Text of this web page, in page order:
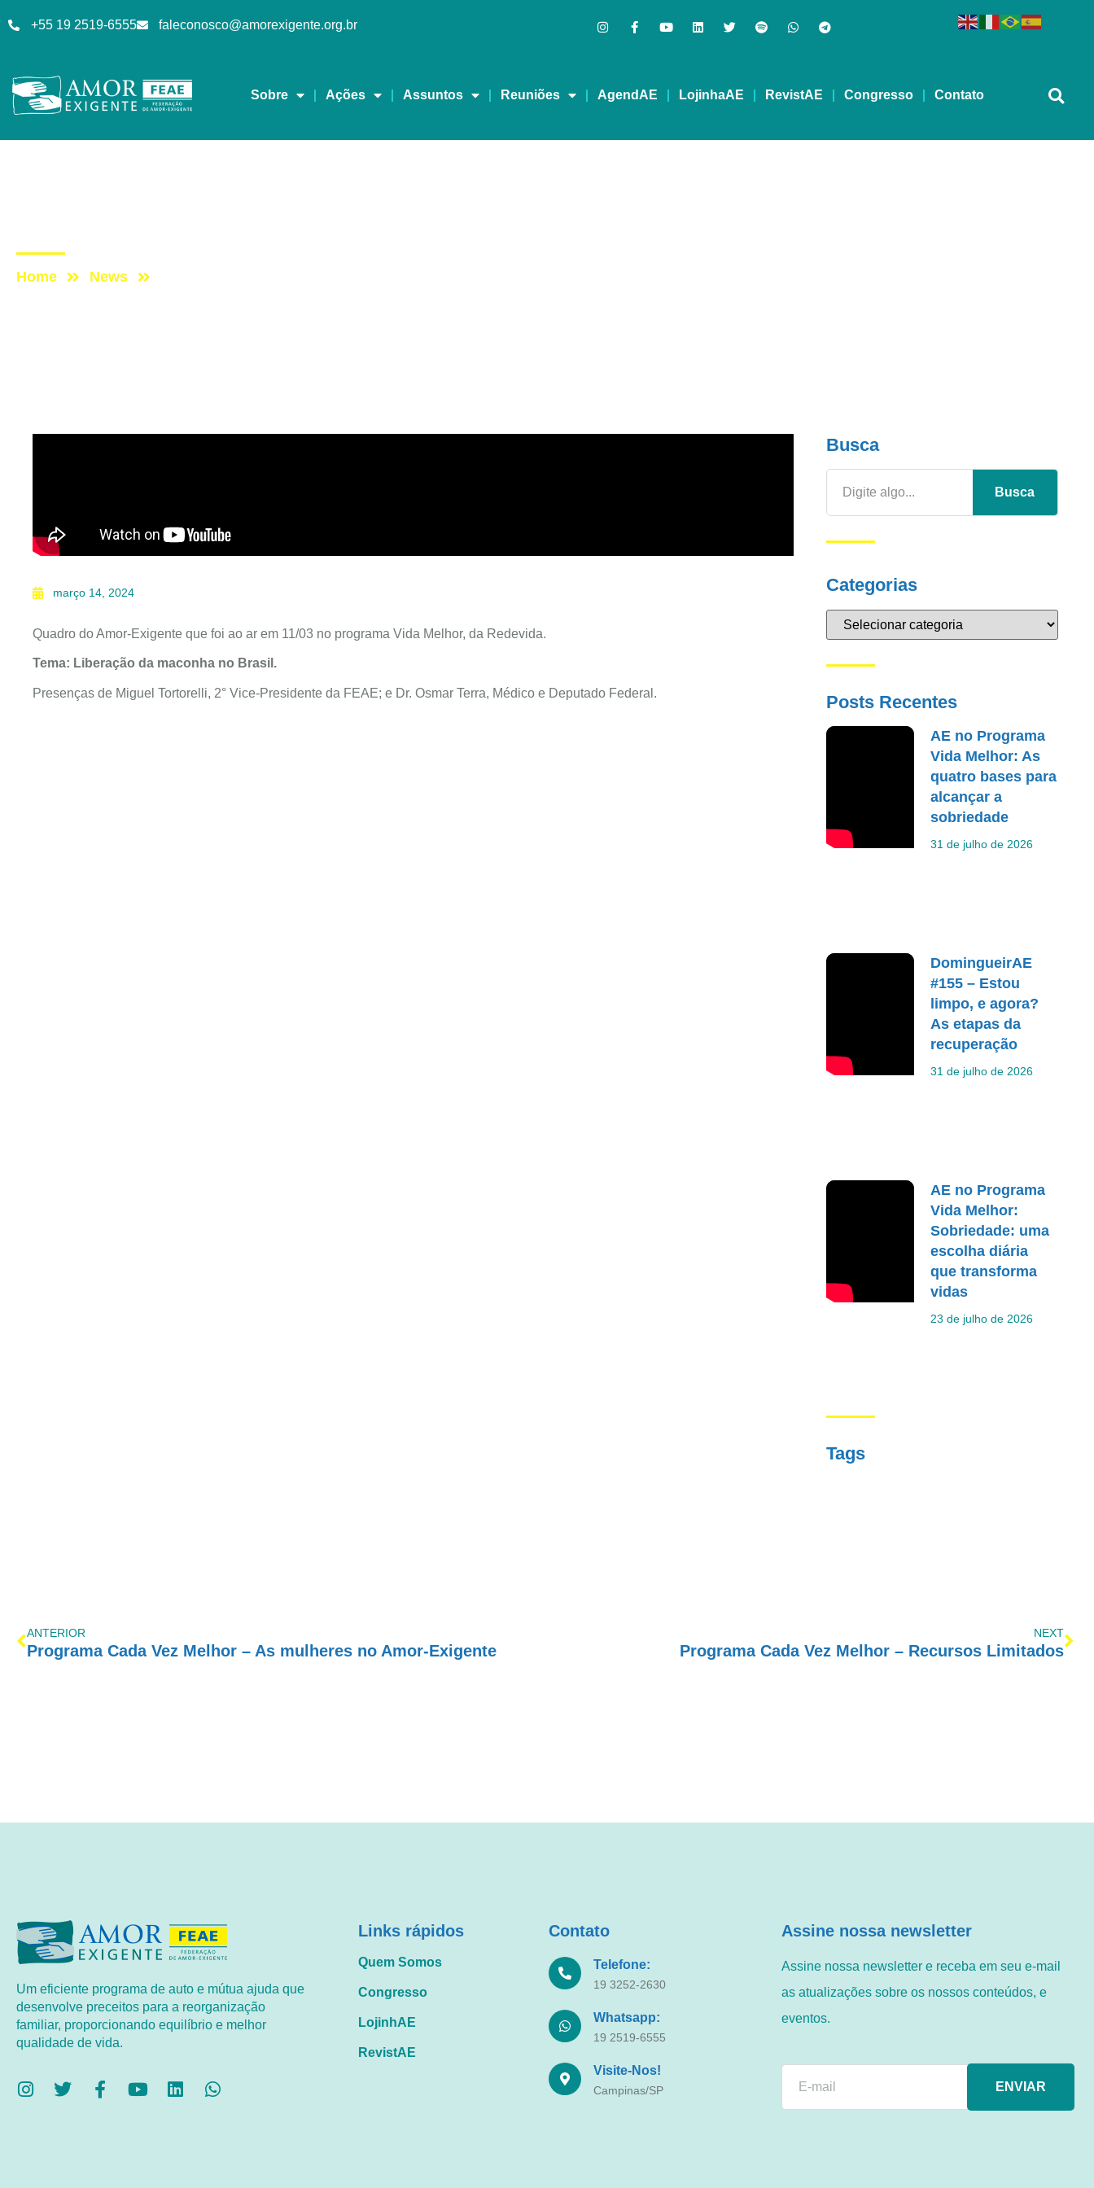
+55 19 2519-6555 faleconosco@amorexigente.org.br
Sobre Ações Assuntos Reuniões AgendAE LojinhaAE RevistAE Congresso Contato
Home News
março 14, 2024
Quadro do Amor-Exigente que foi ao ar em 11/03 no programa Vida Melhor, da Redevida.
Tema: Liberação da maconha no Brasil.
Presenças de Miguel Tortorelli, 2° Vice-Presidente da FEAE; e Dr. Osmar Terra, Médico e Deputado Federal.
Busca
Busca
Categorias
Posts Recentes
AE no Programa
Vida Melhor: As
quatro bases para
alcançar a
sobriedade
31 de julho de 2026
DomingueirAE
#155 – Estou
limpo, e agora?
As etapas da
recuperação
31 de julho de 2026
AE no Programa
Vida Melhor:
Sobriedade: uma
escolha diária
que transforma
vidas
23 de julho de 2026
Tags
ANTERIOR
Programa Cada Vez Melhor – As mulheres no Amor-Exigente
NEXT
Programa Cada Vez Melhor – Recursos Limitados
Um eficiente programa de auto e mútua ajuda que
desenvolve preceitos para a reorganização
familiar, proporcionando equilíbrio e melhor
qualidade de vida.
Links rápidos
Quem Somos
Congresso
LojinhAE
RevistAE
Contato
Telefone:
19 3252-2630
Whatsapp:
19 2519-6555
Visite-Nos!
Campinas/SP
Assine nossa newsletter
Assine nossa newsletter e receba em seu e-mail
as atualizações sobre os nossos conteúdos, e
eventos.
ENVIAR